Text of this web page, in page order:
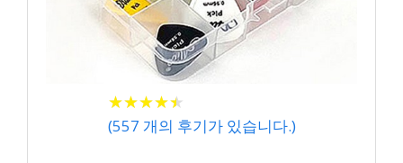
★★★★★
★★★★★
(557 개의 후기가 있습니다.)